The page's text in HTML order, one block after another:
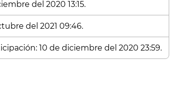
del 2020 13:15.
del 2021 09:46.
10 de diciembre del 2020 23:59.